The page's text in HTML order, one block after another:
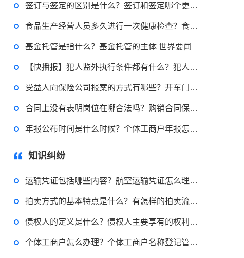
签订与签定的区别是什么？签订和签定哪个更有法律效力？
食品生产经营人员多久进行一次健康检查？食品生产经营人员的要求有哪些？
基金托管是指什么？基金托管的主体 世界要闻
【快播报】犯人监外执行条件都有什么？犯人监外执行可以到外地吗？
受益人向保险公司报案的方式有哪些？开车门被撞保险公司是否赔？
合同上没有表明岗位在哪合法吗？购销合同保管年限多久？-当前速读
年报公布时间是什么时候？个体工商户年报怎么报？
知识纠纷
运输凭证包括哪些内容？航空运输凭证怎么理解？ 世界微速讯
拍卖方式的基本特点是什么？有怎样的拍卖流程？
债权人的定义是什么？债权人主要享有的权利是什么？ 独家焦点
个体工商户怎么办理？个体工商户名称登记管理办法第十三条内容是什么？ 世界热点评
2022-08-30 09:48:22
律师回答区